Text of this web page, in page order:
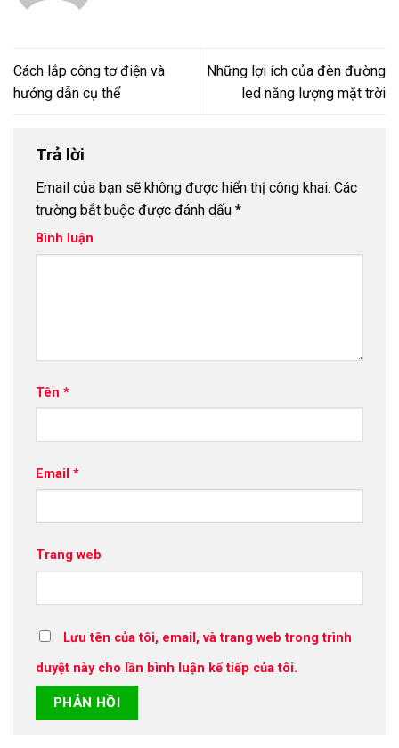
Cách lắp công tơ điện và
hướng dẫn cụ thể
Những lợi ích của đèn đường
led năng lượng mặt trời
Trả lời
Email của bạn sẽ không được hiển thị công khai. Các
trường bắt buộc được đánh dấu *
Bình luận
Tên *
Email *
Trang web
Lưu tên của tôi, email, và trang web trong trình
duyệt này cho lần bình luận kế tiếp của tôi.